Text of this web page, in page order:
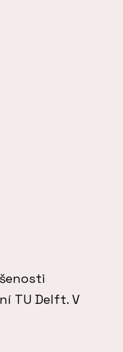
TU Delft. V